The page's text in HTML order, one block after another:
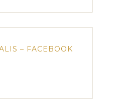
– FACEBOOK